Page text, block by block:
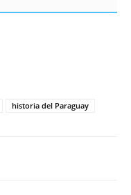
historia del Paraguay